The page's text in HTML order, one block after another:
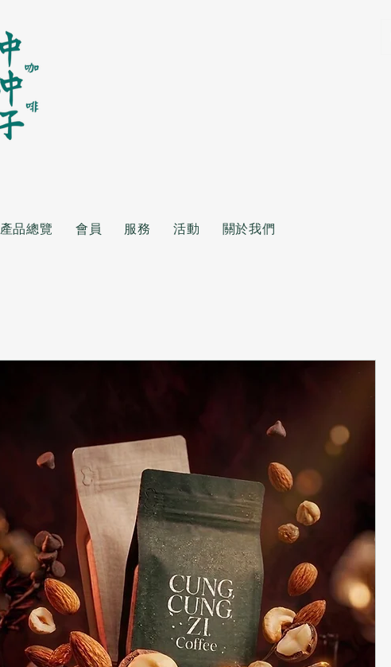
產品總覽 會員 服務 活動 關於我們